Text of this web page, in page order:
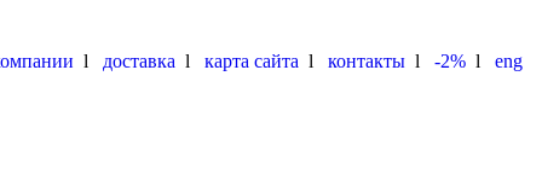
l доставка l карта сайта l контакты l -2% l eng